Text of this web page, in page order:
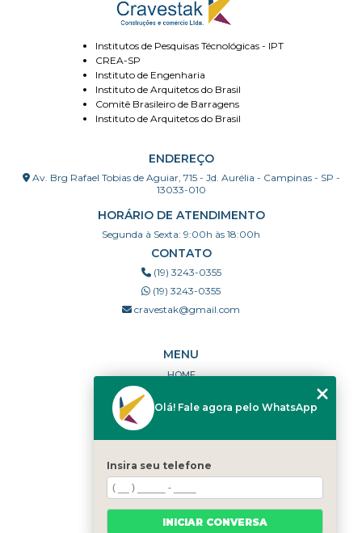
Institutos de Pesquisas Técnológicas - IPT
CREA-SP
Instituto de Engenharia
Instituto de Arquitetos do Brasil
Comitê Brasileiro de Barragens
Instituto de Arquitetos do Brasil
ENDEREÇO
Av. Brg Rafael Tobias de Aguiar, 715 - Jd. Aurélia - Campinas - SP -
13033-010
HORÁRIO DE ATENDIMENTO
Segunda à Sexta: 9:00h às 18:00h
CONTATO
(19) 3243-0355
(19) 3243-0355
cravestak@gmail.com
MENU
HOME
PORTFÓLIO
DÚVIDAS FREQUENTES
CATEGORIAS
MAPA DO SITE
Olá! Fale agora pelo WhatsApp
Insira seu telefone
INICIAR CONVERSA